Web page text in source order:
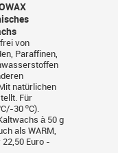
von
Paraffinen,
natürlichen
Für
30 ºC).
à 50 g
als WARM,
22,50 Euro -